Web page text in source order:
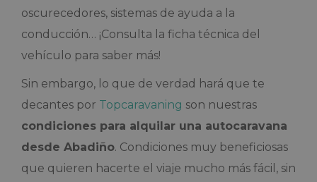
oscurecedores, sistemas de ayuda a la
conducción… ¡Consulta la ficha técnica del
vehículo para saber más!
Sin embargo, lo que de verdad hará que te
decantes por Topcaravaning son nuestras
condiciones para alquilar una autocaravana
desde Abadiño. Condiciones muy beneficiosas
que quieren hacerte el viaje mucho más fácil, sin